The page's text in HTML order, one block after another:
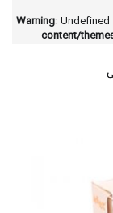
Warning:
content/